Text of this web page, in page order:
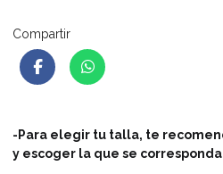
Compartir
-Para elegir tu talla, te
y escoger la que se